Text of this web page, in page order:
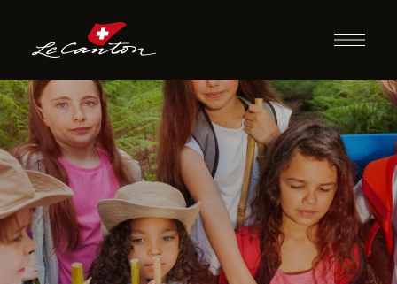
Siga as Pistas